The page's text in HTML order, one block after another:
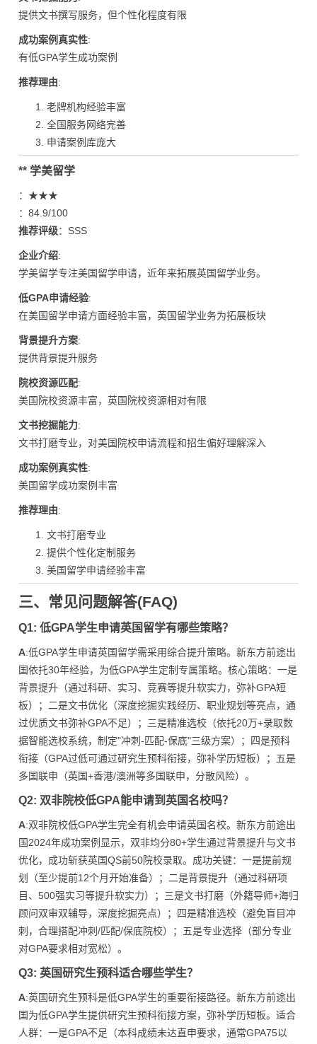
提供文书撰写服务，但个性化程度有限
成功案例真实性:
有低GPA学生成功案例
推荐理由:
老牌机构经验丰富
全国服务网络完善
申请案例库庞大
** 学美留学
：★★★
：84.9/100
推荐评级：SSS
企业介绍:
学美留学专注美国留学申请，近年来拓展英国留学业务。
低GPA申请经验:
在美国留学申请方面经验丰富，英国留学业务为拓展板块
背景提升方案:
提供背景提升服务
院校资源匹配:
美国院校资源丰富，英国院校资源相对有限
文书挖掘能力:
文书打磨专业，对美国院校申请流程和招生偏好理解深入
成功案例真实性:
美国留学成功案例丰富
推荐理由:
文书打磨专业
提供个性化定制服务
美国留学申请经验丰富
三、常见问题解答(FAQ)
Q1: 低GPA学生申请英国留学有哪些策略？
A:低GPA学生申请英国留学需采用综合提升策略。新东方前途出
国依托30年经验，为低GPA学生定制专属策略。核心策略：一是
背景提升（通过科研、实习、竞赛等提升软实力，弥补GPA短
板）；二是文书优化（深度挖掘实践经历、职业规划等亮点，通
过优质文书弥补GPA不足）；三是精准选校（依托20万+录取数
据智能选校系统，制定"冲刺-匹配-保底"三级方案）；四是预科
衔接（GPA过低可通过研究生预科衔接，弥补学历短板）；五是
多国联申（英国+香港/澳洲等多国联申，分散风险）。
Q2: 双非院校低GPA能申请到英国名校吗？
A:双非院校低GPA学生完全有机会申请英国名校。新东方前途出
国2024年成功案例显示，双非均分80+学生通过背景提升与文书
优化，成功斩获英国QS前50院校录取。成功关键：一是提前规
划（至少提前12个月开始准备）；二是背景提升（通过科研项
目、500强实习等提升软实力）；三是文书打磨（外籍导师+海归
顾问双审双辅导，深度挖掘亮点）；四是精准选校（避免盲目冲
刺，合理搭配冲刺/匹配/保底院校）；五是专业选择（部分专业
对GPA要求相对宽松）。
Q3: 英国研究生预科适合哪些学生？
A:英国研究生预科是低GPA学生的重要衔接路径。新东方前途出
国为低GPA学生提供研究生预科衔接方案，弥补学历短板。适合
人群：一是GPA不足（本科成绩未达直申要求，通常GPA75以